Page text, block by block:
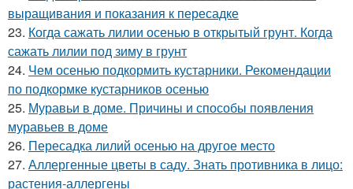
выращивания и показания к пересадке
23. Когда сажать лилии осенью в открытый грунт. Когда
сажать лилии под зиму в грунт
24. Чем осенью подкормить кустарники. Рекомендации
по подкормке кустарников осенью
25. Муравьи в доме. Причины и способы появления
муравьев в доме
26. Пересадка лилий осенью на другое место
27. Аллергенные цветы в саду. Знать противника в лицо:
растения-аллергены